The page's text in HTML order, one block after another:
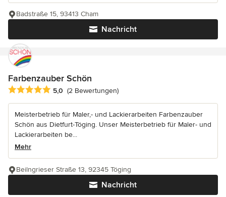
Nachricht
Badstraße 15, 93413 Cham
Farbenzauber Schön
Durchschnittliche Bewertung: 5 von 5 Sternen
5,0 (2 Bewertungen)
Meisterbetrieb für Maler,- und Lackierarbeiten Farbenzauber
Schön aus Dietfurt-Töging. Unser Meisterbetrieb für Maler- und
Lackierarbeiten be...
Mehr
Nachricht
Beilngrieser Straße 13, 92345 Töging